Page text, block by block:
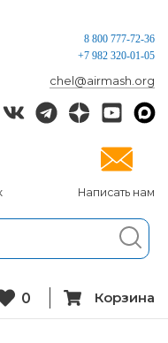
Написать нам
8 800 777-72-36
+7 982 320-01-05
chel@airmash.org
0 Корзина